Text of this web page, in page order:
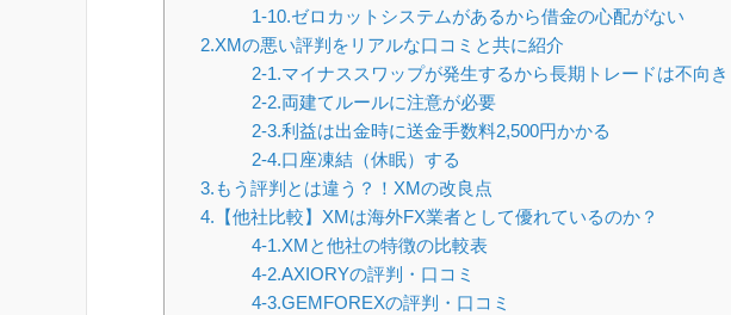
1-10.ゼロカットシステムがあるから借金の心配がない
2.XMの悪い評判をリアルな口コミと共に紹介
2-1.マイナススワップが発生するから長期トレードは不向き
2-2.両建てルールに注意が必要
2-3.利益は出金時に送金手数料2,500円かかる
2-4.口座凍結（休眠）する
3.もう評判とは違う？！XMの改良点
4.【他社比較】XMは海外FX業者として優れているのか？
4-1.XMと他社の特徴の比較表
4-2.AXIORYの評判・口コミ
4-3.GEMFOREXの評判・口コミ